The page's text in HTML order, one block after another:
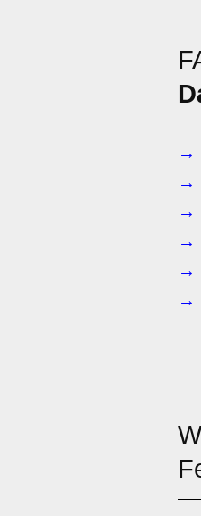
→
→
→
→
→
→